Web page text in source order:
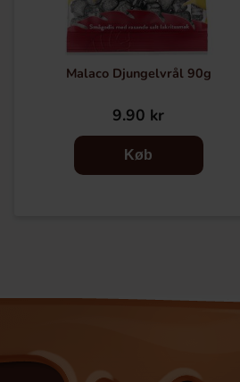
Malaco Djungelvrål 90g
9.90 kr
Køb